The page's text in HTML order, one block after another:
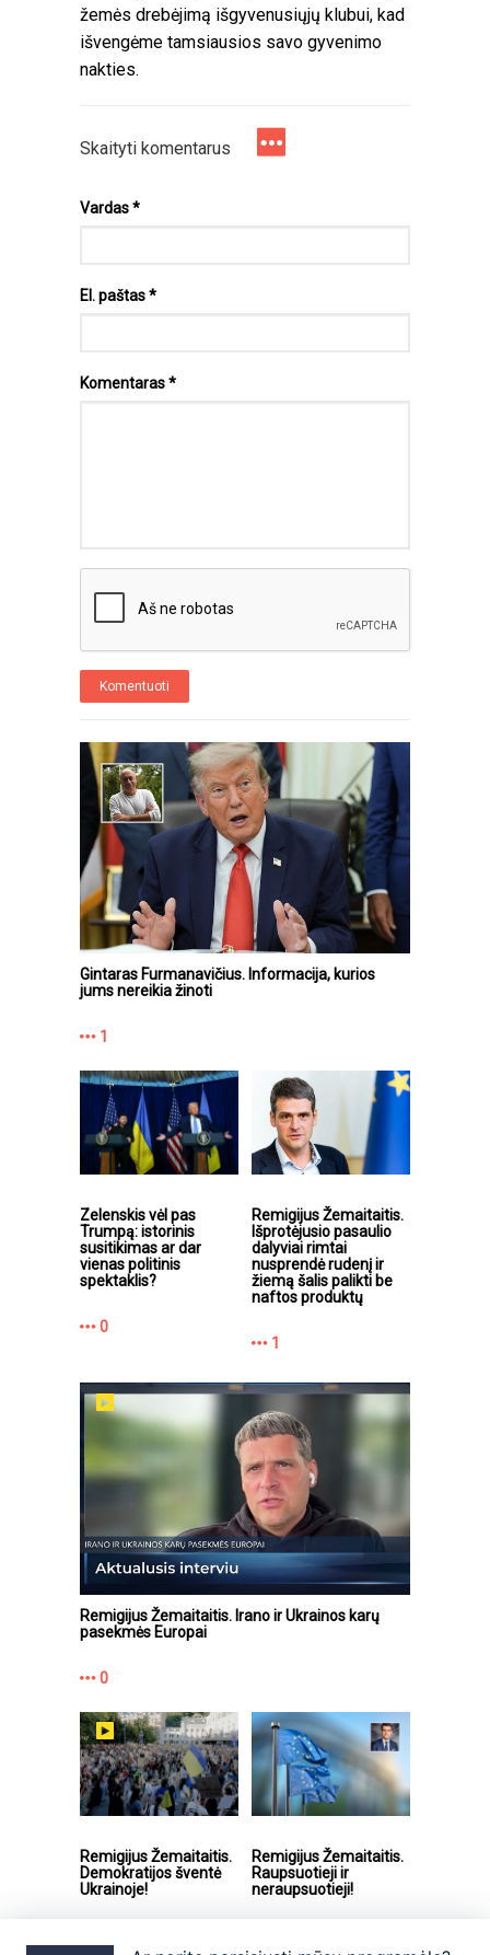
žemės drebėjimą išgyvenusiųjų klubui, kad
išvengėme tamsiausios savo gyvenimo
nakties.
Skaityti komentarus
Vardas*
El. paštas*
Komentaras*
Komentuoti
Gintaras Furmanavičius. Informacija, kurios
jums nereikia žinoti
1
Zelenskis vėl pas
Trumpą: istorinis
susitikimas ar dar
vienas politinis
spektaklis?
0
Remigijus Žemaitaitis.
Išprotėjusio pasaulio
dalyviai rimtai
nusprendė rudenį ir
žiemą šalis palikti be
naftos produktų
1
Remigijus Žemaitaitis. Irano ir Ukrainos karų
pasekmės Europai
0
Remigijus Žemaitaitis.
Demokratijos šventė
Ukrainoje!
Remigijus Žemaitaitis.
Raupsuotieji ir
neraupsuotieji!